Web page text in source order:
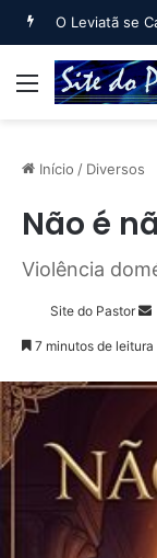
O Leviatã se
Menu
Início / Diversos
Não é
Violência
Site do Pastor
7 minutos de leitura